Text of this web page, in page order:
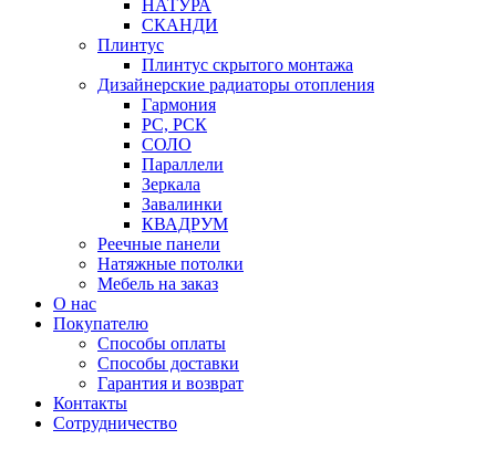
НАТУРА
СКАНДИ
Плинтус
Плинтус скрытого монтажа
Дизайнерские радиаторы отопления
Гармония
РС, РСК
СОЛО
Параллели
Зеркала
Завалинки
КВАДРУМ
Реечные панели
Натяжные потолки
Мебель на заказ
О нас
Покупателю
Способы оплаты
Способы доставки
Гарантия и возврат
Контакты
Сотрудничество